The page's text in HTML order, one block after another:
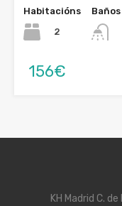
Habitacións
2
Baños
156€
KH Madrid C.